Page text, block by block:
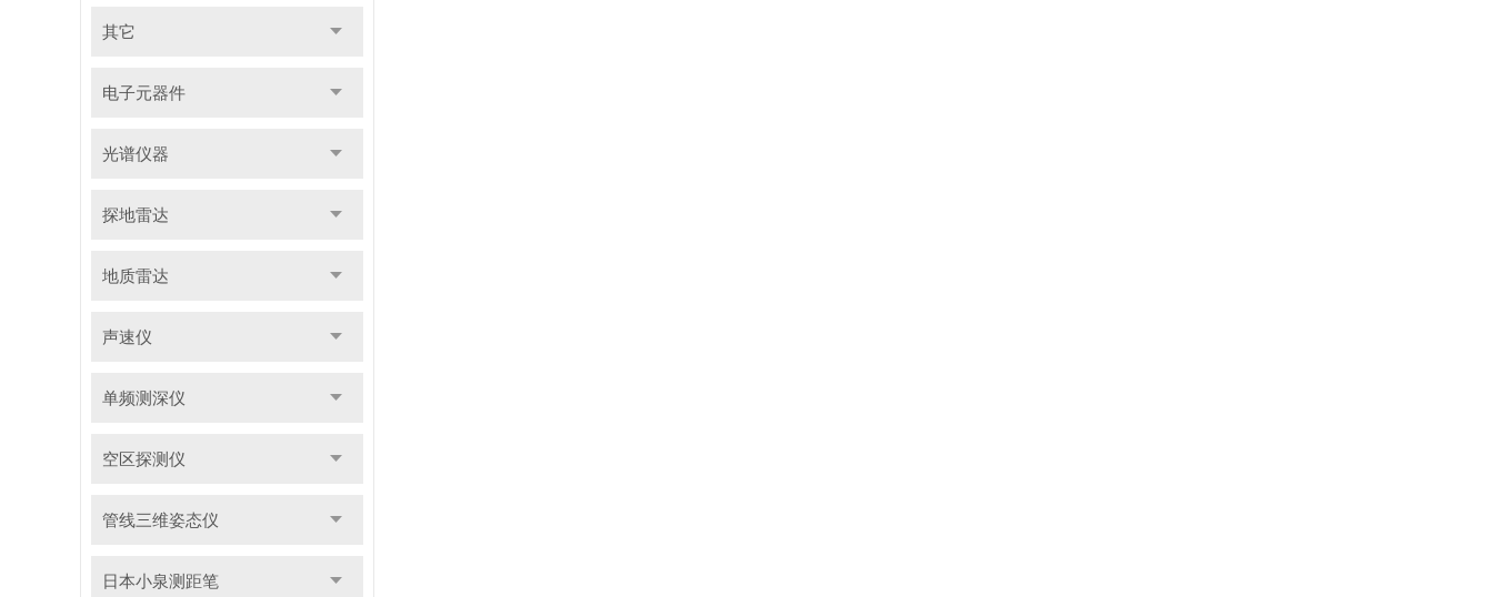
其它
电子元器件
光谱仪器
探地雷达
地质雷达
声速仪
单频测深仪
空区探测仪
管线三维姿态仪
日本小泉测距笔